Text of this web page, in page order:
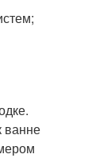
ванне